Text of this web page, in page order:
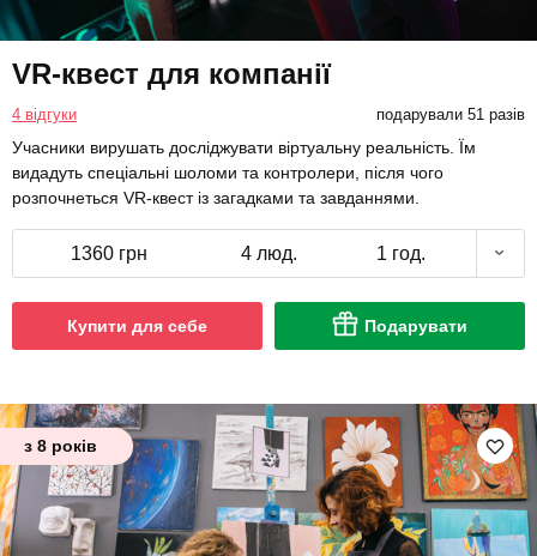
VR-квест для компанії
4 відгуки подарували 51 разів
Учасники вирушать досліджувати віртуальну реальність. Їм
видадуть спеціальні шоломи та контролери, після чого
розпочнеться VR-квест із загадками та завданнями.
1360 грн 4 люд. 1 год.
Купити для себе Подарувати
з 8 років